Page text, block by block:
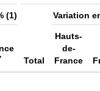
(1) Variation
Total
Hauts-
de-
France